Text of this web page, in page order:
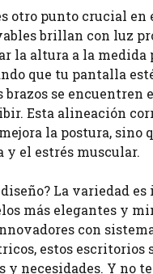
otro punto crucial en
brillan con luz
la altura a la medida
que tu pantalla
brazos se encuentren
Esta alineación
la postura, sino
y el estrés muscular.
La variedad
más elegantes y
con
estos escritorios
y necesidades. Y no